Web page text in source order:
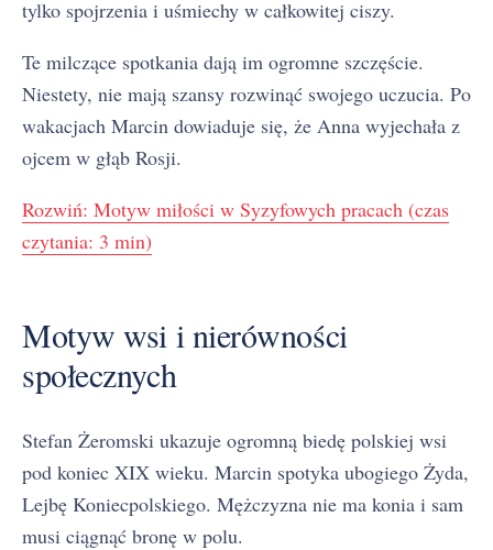
tylko spojrzenia i uśmiechy w całkowitej ciszy.
Te milczące spotkania dają im ogromne szczęście.
Niestety, nie mają szansy rozwinąć swojego uczucia. Po
wakacjach Marcin dowiaduje się, że Anna wyjechała z
ojcem w głąb Rosji.
Rozwiń: Motyw miłości w Syzyfowych pracach (czas
czytania: 3 min)
Motyw wsi i nierówności
społecznych
Stefan Żeromski ukazuje ogromną biedę polskiej wsi
pod koniec XIX wieku. Marcin spotyka ubogiego Żyda,
Lejbę Koniecpolskiego. Mężczyzna nie ma konia i sam
musi ciągnąć bronę w polu.